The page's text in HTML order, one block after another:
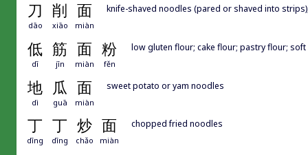
刀 削 面
dāo xiāo miàn
knife-shaved noodles (pared or shaved into
低 筋 面 粉
dī jīn miàn fěn
low gluten flour; cake flour; pastry flour;
地 瓜 面
dì guā miàn
sweet potato or yam noodles
丁 丁 炒 面
dīng dīng chǎo miàn
chopped fried noodles